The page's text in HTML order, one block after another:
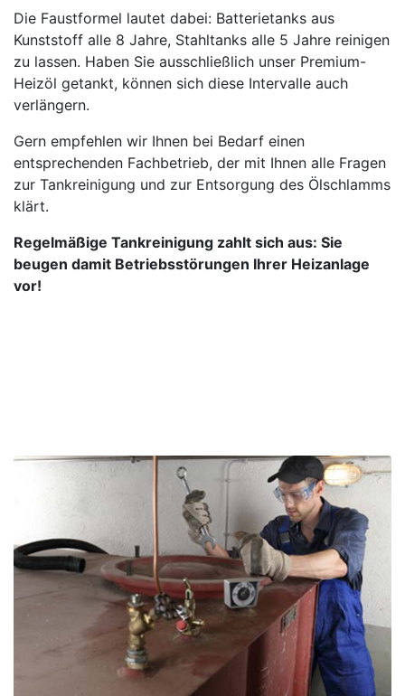
Die Faustformel lautet dabei: Batterietanks aus
Kunststoff alle 8 Jahre, Stahltanks alle 5 Jahre reinigen
zu lassen. Haben Sie ausschließlich unser Premium-
Heizöl getankt, können sich diese Intervalle auch
verlängern.
Gern empfehlen wir Ihnen bei Bedarf einen
entsprechenden Fachbetrieb, der mit Ihnen alle Fragen
zur Tankreinigung und zur Entsorgung des Ölschlamms
klärt.
Regelmäßige Tankreinigung zahlt sich aus: Sie
beugen damit Betriebsstörungen Ihrer Heizanlage
vor!